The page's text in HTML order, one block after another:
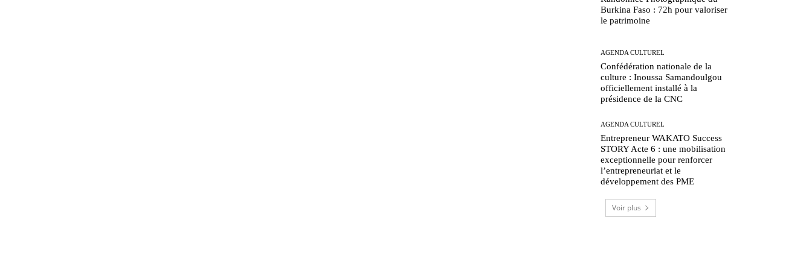
Burkina Faso : 72h pour valoriser
le patrimoine
AGENDA CULTUREL
Confédération nationale de la
culture : Inoussa Samandoulgou
officiellement installé à la
présidence de la CNC
AGENDA CULTUREL
Entrepreneur WAKATO Success
STORY Acte 6 : une mobilisation
exceptionnelle pour renforcer
l’entrepreneuriat et le
développement des PME
Voir plus